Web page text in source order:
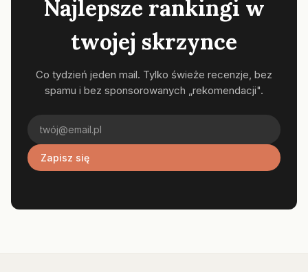
Najlepsze rankingi w
twojej skrzynce
Co tydzień jeden mail. Tylko świeże recenzje, bez
spamu i bez sponsorowanych „rekomendacji".
Zapisz się